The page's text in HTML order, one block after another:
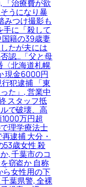
「治療費が欲
うになり暴
みつけ撮影も
手に「殺して
籍の39歳妻
たが夫には
認…「父と母
〈北海道札幌
現金6000円
犯逮捕 「東
た」, 営業中
スタッフ抵
で破壊、高
万円超
理学療法士
逮捕 大分・
53歳女性 殺
, 千葉市のコ
窃盗か 自称
ら女性用の下
葉県警, 全裸